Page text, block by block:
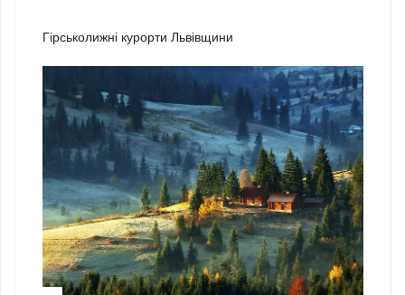
Гірськолижні курорти Львівщини